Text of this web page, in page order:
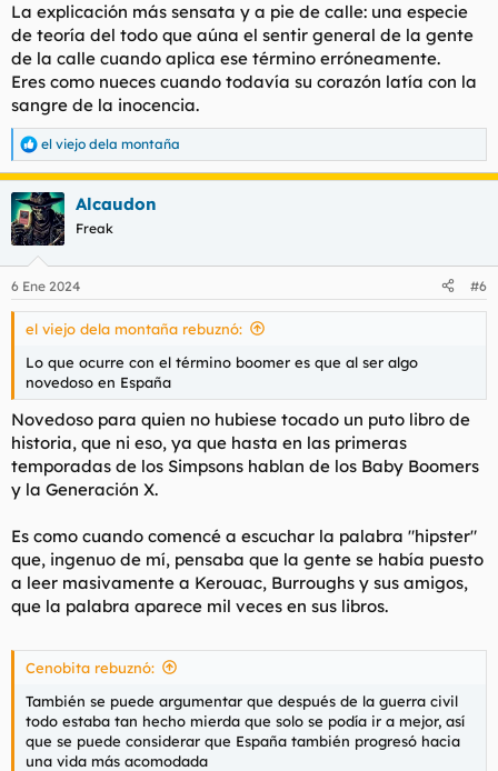
La explicación más sensata y a pie de calle: una especie
de teoría del todo que aúna el sentir general de la gente
de la calle cuando aplica ese término erróneamente.
Eres como nueces cuando todavía su corazón latía con la
sangre de la inocencia.
R
e
a
c
c
i
e
s
el viejo dela montaña
Alcaudon
Freak
6 Ene 2024 #6
el viejo dela montaña rebuznó:
Lo que ocurre con el término boomer es que al ser algo
novedoso en España
Novedoso para quien no hubiese tocado un puto libro de
historia, que ni eso, ya que hasta en las primeras
temporadas de los Simpsons hablan de los Baby Boomers
y la Generación X.
Es como cuando comencé a escuchar la palabra "hipster"
que, ingenuo de mí, pensaba que la gente se había puesto
a leer masivamente a Kerouac, Burroughs y sus amigos,
que la palabra aparece mil veces en sus libros.
Cenobita rebuznó:
También se puede argumentar que después de la guerra civil
todo estaba tan hecho mierda que solo se podía ir a mejor, así
que se puede considerar que España también progresó hacia
una vida más acomodada